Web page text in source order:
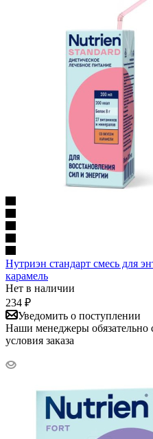
Нутриэн стандарт смесь для
карамель
Нет в наличии
234 ₽
Уведомить о поступлении
Наши менеджеры обязательно
условия заказа